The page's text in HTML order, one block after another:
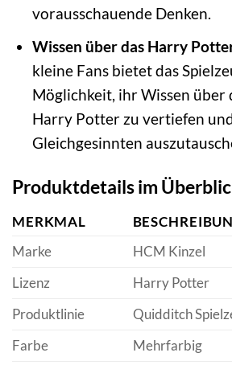
vorausschauende Denken.
Wissen über das Harry
kleine Fans bietet das
Möglichkeit, ihr Wissen über
Harry Potter zu vertiefen
Gleichgesinnten
Produktdetails im
MERKMAL
Marke
HCM Kinzel
Lizenz
Harry Potter
Produktlinie
Quidditch
Farbe
Mehrfarbig